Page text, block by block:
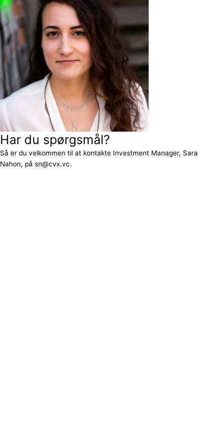
Har du spørgsmål?
Så er du velkommen til at kontakte Investment Manager, Sara
Nahon, på sn@cvx.vc.